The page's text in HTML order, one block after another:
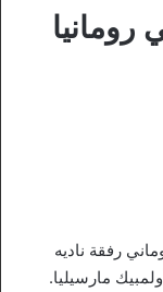
رومانيا
رفقة ناديه
مارسيليا.